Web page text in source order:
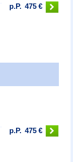
p.P. 475 €
p.P. 475 €